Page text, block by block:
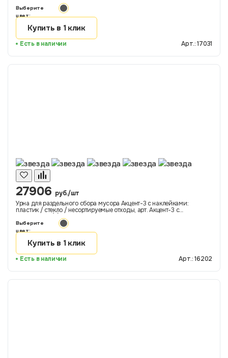
Выберите
цвет:
Купить в 1 клик
Есть в наличии Арт.: 17031
27906 руб./шт
Урна для раздельного сбора мусора Акцент-3 с наклейками:
пластик / стекло / несортируемые отходы, арт. Акцент-3 с
наклейками (2), код: 16202
Выберите
цвет:
Купить в 1 клик
Есть в наличии Арт.: 16202